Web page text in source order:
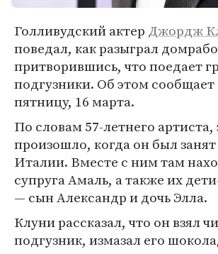
Голливудский актер Джордж
поведал, как разыграл
притворившись, что поедает
подгузники. Об этом
пятницу, 16 марта.
По словам 57-летнего артиста,
произошло, когда он был
Италии. Вместе с ним там
супруга Амаль, а также их
— сын Александр и дочь Элла.
Клуни рассказал, что он взял
подгузник, измазал его